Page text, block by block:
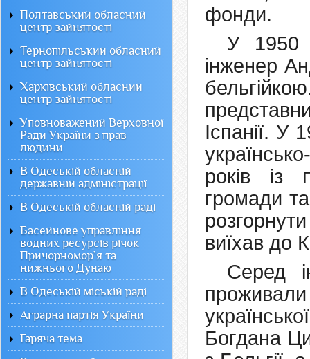
фонди.
У 1950
інженер
Іспанії. У
років із
громади
виїхав до
Серед
проживали
Богдана
Полтавський обласний
центр зайнятості
Тернопільський обласний
центр зайнятості
Харківський обласний
центр зайнятості
Уповноважений Верховної
Ради України з прав
людини
В Одеській обласній
державній адміністрації
В Одеській обласній раді
Басейнове управління
водних ресурсів річок
Причорномор`я та
нижнього Дунаю
В Одеській міській раді
Аграрна партія України
Гаряча тема